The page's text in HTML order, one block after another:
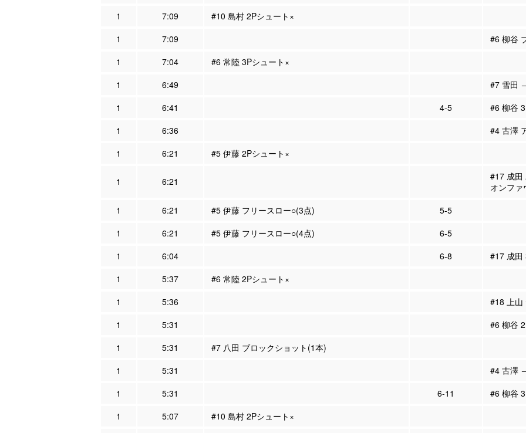
1
7:09
#10 島村 2Pシュート×
1
7:09
#6 柳谷
1
7:04
#6 常陸 3Pシュート×
1
6:49
#7 雪田
1
6:41 4-5
#6 柳谷
1
6:36
#4 古澤
1
6:21 #5 伊藤 2Pシュート×
1 6:21
#17 成田
オンフ
1
6:21 #5 伊藤 フリースロー○(3点)
5-5
1
6:21 #5 伊藤 フリースロー○(4点)
6-5
1
6:04 6-8
#17 成田
1
5:37
#6 常陸 2Pシュート×
1
5:36
#18 上山
1
5:31
#6 柳谷
1
5:31
#7 八田 ブロックショット(1本)
1
5:31
#4 古澤
1
5:31 6-11
#6 柳谷
1
5:07 #10 島村 2Pシュート×